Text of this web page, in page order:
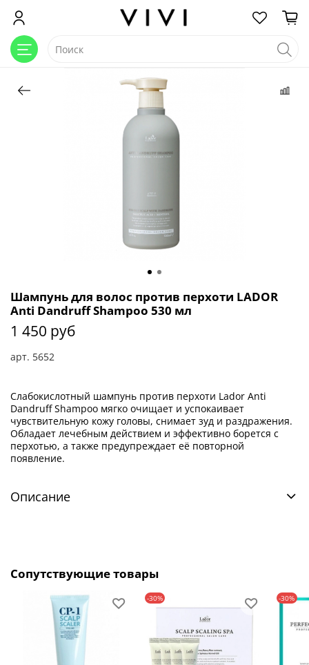
арт. 5652
Шампунь для волос против перхоти LADOR
Anti Dandruff Shampoo 530 мл
1 450 руб
Слабокислотный шампунь против перхоти Lador Anti
Dandruff Shampoo мягко очищает и успокаивает
чувствительную кожу головы, снимает зуд и раздражения.
Обладает лечебным действием и эффективно борется с
перхотью, а также предупреждает её повторной
появление.
Описание
Сопутствующие товары
-30% -30%